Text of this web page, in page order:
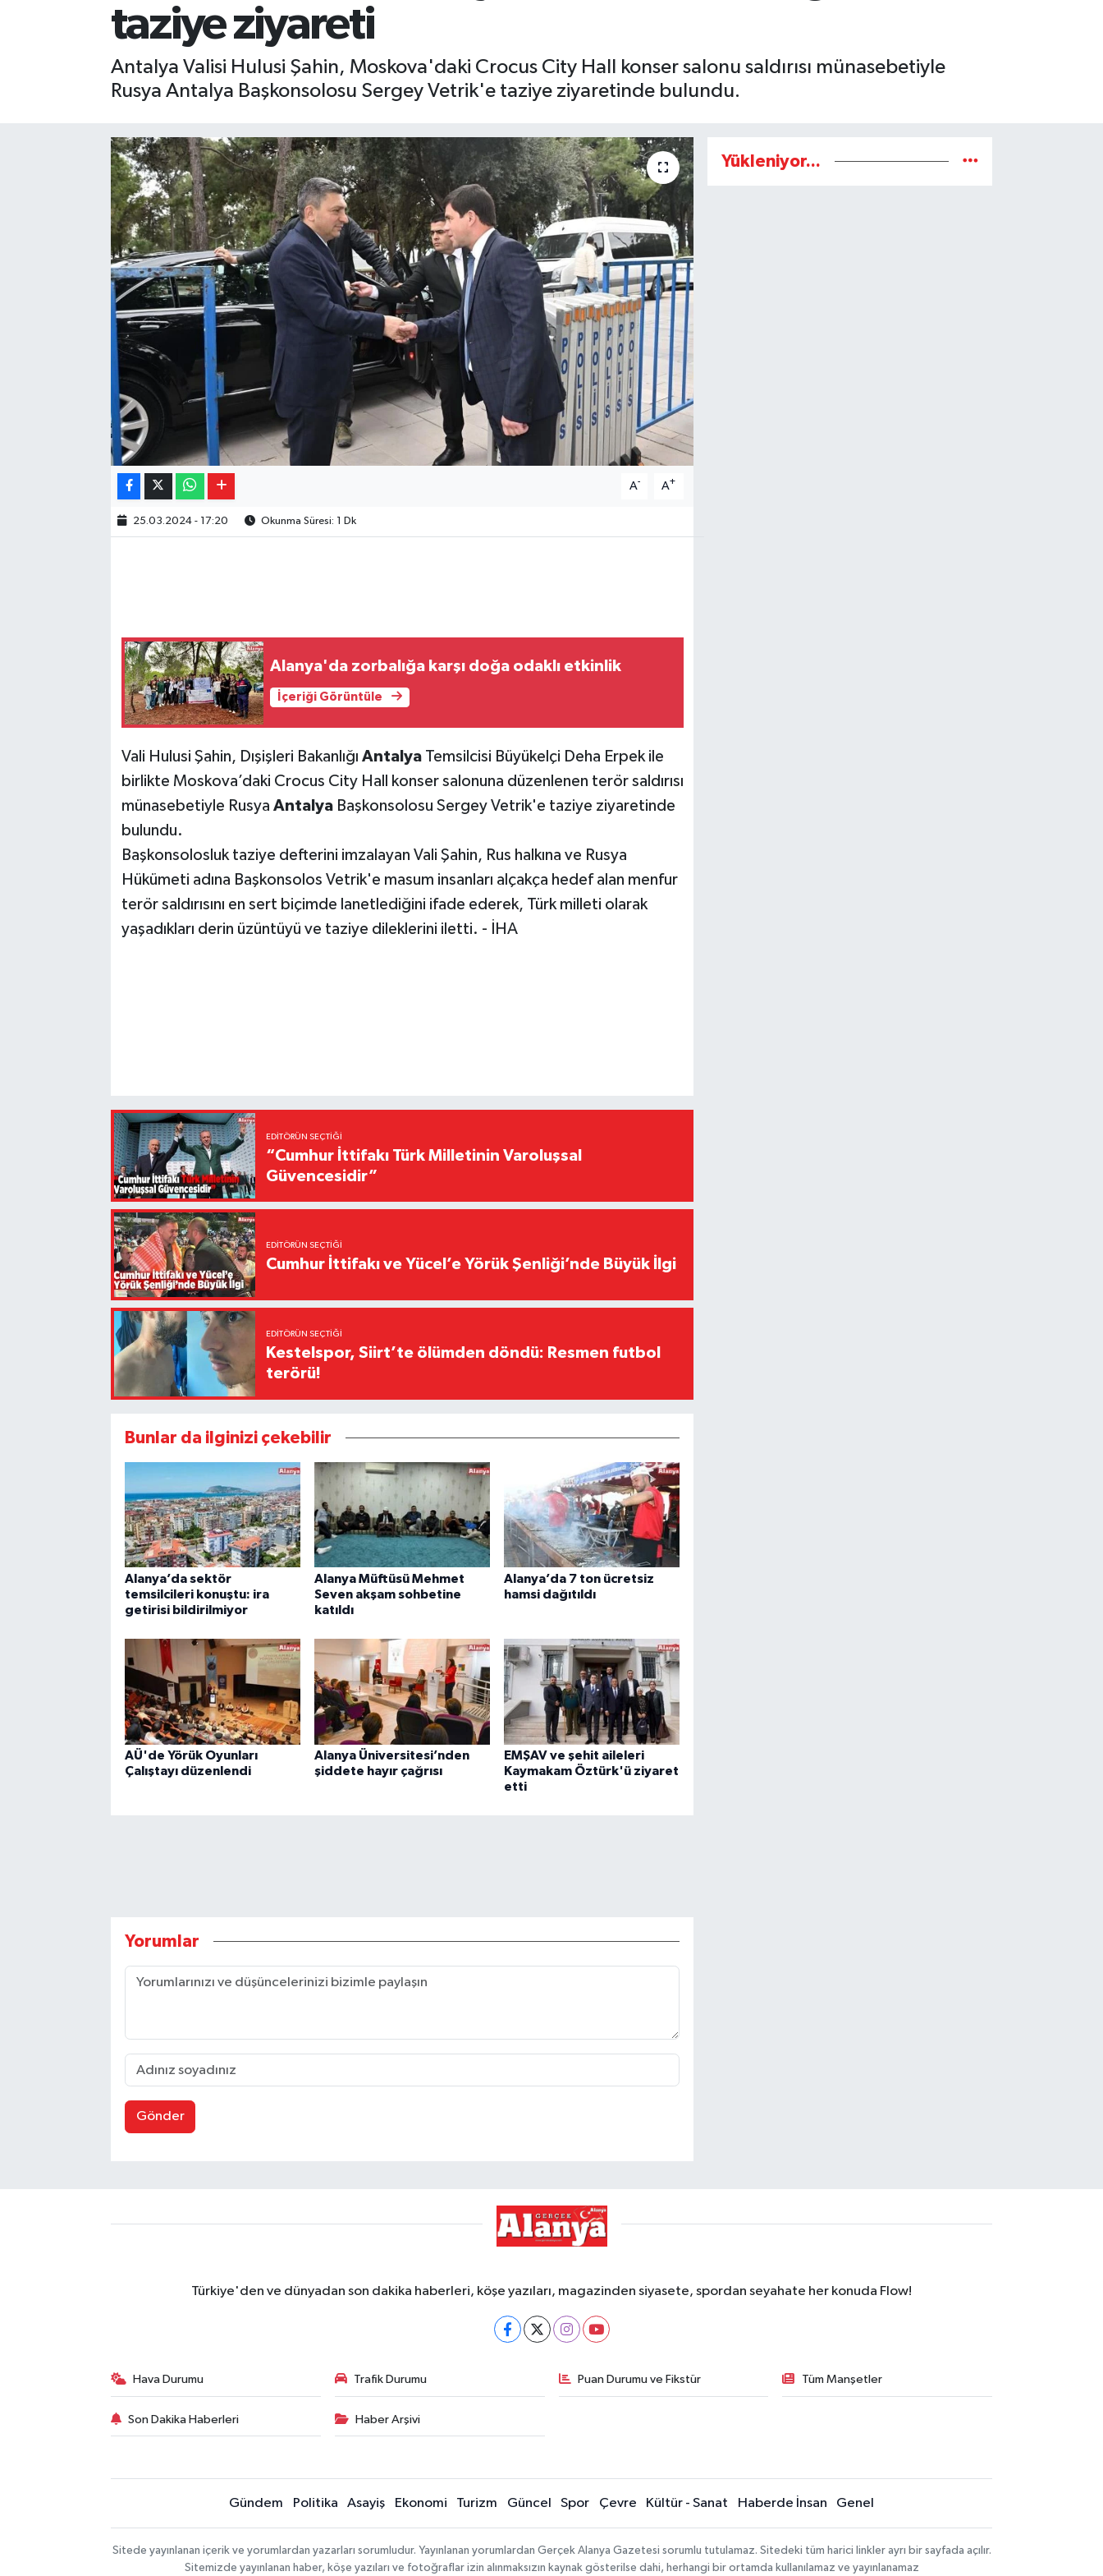
taziye ziyareti
Antalya Valisi Hulusi Şahin, Moskova'daki Crocus City Hall konser salonu saldırısı münasebetiyle
Rusya Antalya Başkonsolosu Sergey Vetrik'e taziye ziyaretinde bulundu.
A- A+
25.03.2024 - 17:20 Okunma Süresi: 1 Dk
Alanya'da zorbalığa karşı doğa odaklı etkinlik
İçeriği Görüntüle
Vali Hulusi Şahin, Dışişleri Bakanlığı AntalyaTemsilcisi Büyükelçi Deha Erpek ile
birlikte Moskova’daki Crocus City Hall konser salonuna düzenlenen terör saldırısı
münasebetiyle Rusya AntalyaBaşkonsolosu Sergey Vetrik'e taziye ziyaretinde
bulundu.
Başkonsolosluk taziye defterini imzalayan Vali Şahin, Rus halkına ve Rusya
Hükümeti adına Başkonsolos Vetrik'e masum insanları alçakça hedef alan menfur
terör saldırısını en sert biçimde lanetlediğini ifade ederek, Türk milleti olarak
yaşadıkları derin üzüntüyü ve taziye dileklerini iletti. - İHA
EDITÖRÜN SEÇTIĞI
“Cumhur İttifakı Türk Milletinin Varoluşsal
Güvencesidir”
EDITÖRÜN SEÇTIĞI
Cumhur İttifakı ve Yücel’e Yörük Şenliği’nde Büyük İlgi
EDITÖRÜN SEÇTIĞI
Kestelspor, Siirt’te ölümden döndü: Resmen futbol
terörü!
Bunlar da ilginizi çekebilir
Alanya’da sektör
temsilcileri konuştu: ira
getirisi bildirilmiyor
Alanya Müftüsü Mehmet
Seven akşam sohbetine
katıldı
Alanya’da 7 ton ücretsiz
hamsi dağıtıldı
AÜ'de Yörük Oyunları
Çalıştayı düzenlendi
Alanya Üniversitesi’nden
şiddete hayır çağrısı
EMŞAV ve şehit aileleri
Kaymakam Öztürk'ü ziyaret
etti
Yorumlar
Gönder
Yükleniyor...
Türkiye'den ve dünyadan son dakika haberleri, köşe yazıları, magazinden siyasete, spordan seyahate her konuda Flow!
Hava Durumu Trafik Durumu Puan Durumu ve Fikstür Tüm Manşetler
Son Dakika Haberleri Haber Arşivi
Gündem Politika Asayiş Ekonomi Turizm Güncel Spor Çevre Kültür - Sanat Haberde İnsan Genel
Sitede yayınlanan içerik ve yorumlardan yazarları sorumludur. Yayınlanan yorumlardan Gerçek Alanya Gazetesi sorumlu tutulamaz. Sitedeki tüm harici linkler ayrı bir sayfada açılır.
Sitemizde yayınlanan haber, köşe yazıları ve fotoğraflar izin alınmaksızın kaynak gösterilse dahi, herhangi bir ortamda kullanılamaz ve yayınlanamaz
Gizlilik İlkeleri - Privacy Policy